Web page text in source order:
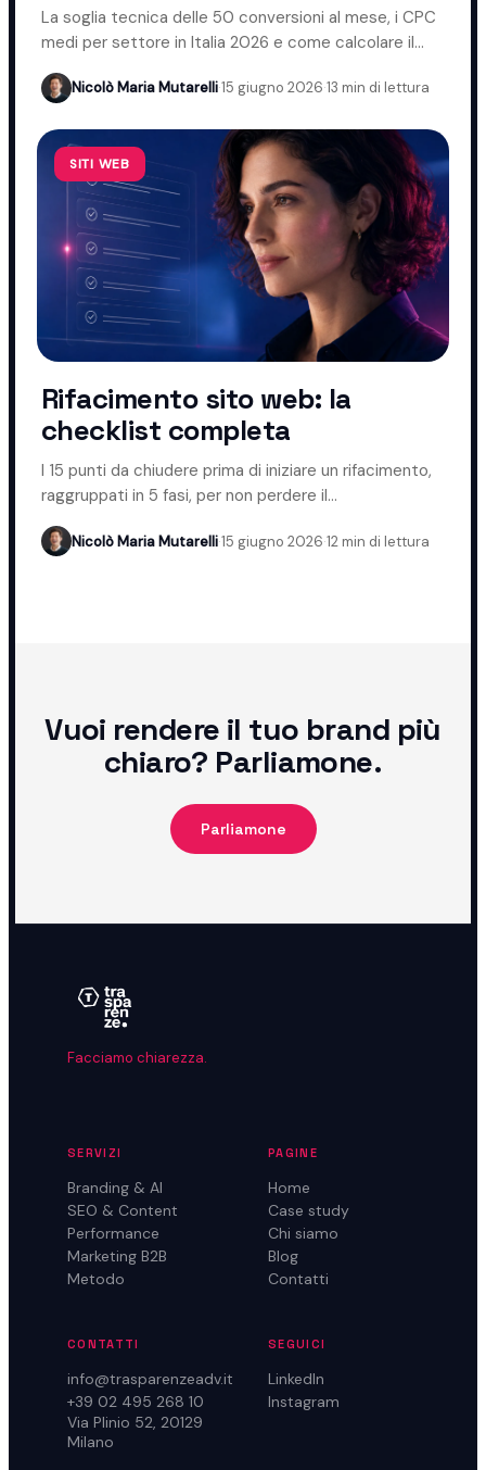
La soglia tecnica delle 50 conversioni al mese, i CPC
medi per settore in Italia 2026 e come calcolare il
Nicolò Maria Mutarelli·15 giugno 2026·13 min di lettura
SITI WEB
Rifacimento sito web: la
checklist completa
I 15 punti da chiudere prima di iniziare un rifacimento,
raggruppati in 5 fasi, per non perdere il
posizionamento.
Nicolò Maria Mutarelli·15 giugno 2026·12 min di lettura
Vuoi rendere il tuo brand più
chiaro? Parliamone.
Parliamone
Facciamo chiarezza.
SERVIZI
Branding & AI
SEO & Content
Performance
Marketing B2B
Metodo
PAGINE
Home
Case study
Chi siamo
Blog
Contatti
CONTATTI
info@trasparenzeadv.it
+39 02 495 268 10
Via Plinio 52, 20129
Milano
SEGUICI
LinkedIn
Instagram